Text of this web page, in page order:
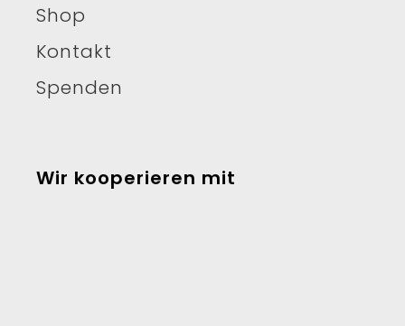
Shop
Kontakt
Spenden
Wir kooperieren mit